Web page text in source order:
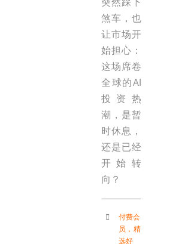
煞车，也
让市场开
始担心：
这场席卷
全球的AI
投资热
潮，是暂
时休息，
还是已经
开始转
向？
付费会
员 ， 精
选好